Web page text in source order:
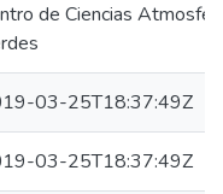
de Ciencias
03-25T18:37:49Z
03-25T18:37:49Z